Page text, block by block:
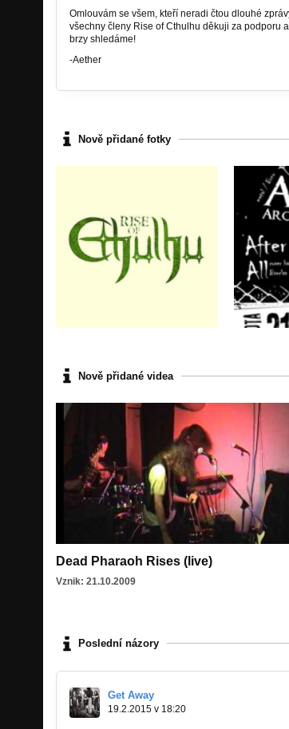
Omlouvám se všem, kteří neradi čtou dlouhé
všechny členy Rise of Cthulhu děkuji za podporu
brzy shledáme!
-Aether
Nově přidané fotky
Nově přidané videa
Dead Pharaoh Rises (live)
Vznik: 21.10.2009
Poslední názory
Get Away
19.2.2015 v 18:20